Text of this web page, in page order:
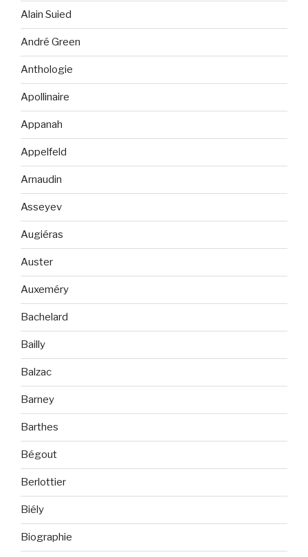
Alain Suied
André Green
Anthologie
Apollinaire
Appanah
Appelfeld
Arnaudin
Asseyev
Augiéras
Auster
Auxeméry
Bachelard
Bailly
Balzac
Barney
Barthes
Bégout
Berlottier
Biély
Biographie